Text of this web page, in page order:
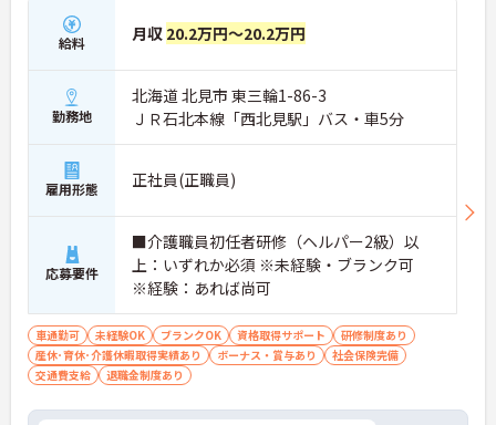
給料 月収 20.2万円～20.2万円
勤務地
北海道 北見市 東三輪1-86-3
ＪＲ石北本線「西北見駅」バス・車5分
雇用形態 正社員(正職員)
応募要件
■介護職員初任者研修（ヘルパー2級）以
上：いずれか必須 ※未経験・ブランク可
※経験：あれば尚可
車通勤可 未経験OK ブランクOK 資格取得サポート
研修制度あり
産休･育休･介護休暇取得実績あり
ボーナス・賞与あり
社会保険完備
交通費支給
退職金制度あり